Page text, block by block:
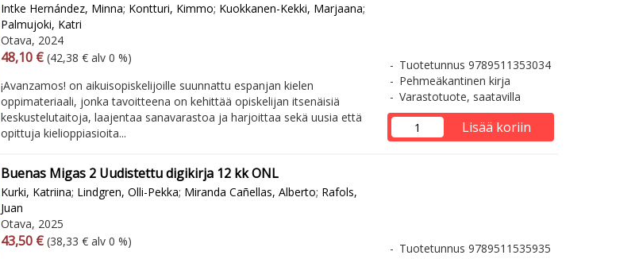
Intke Hernández, Minna; Kontturi, Kimmo; Kuokkanen-Kekki, Marjaana;
Palmujoki, Katri
Otava, 2024
Arvonlisäverollinen hinta
48,10 € Arvonlisäveroton hinta
(42,38 € alv 0 %)
¡Avanzamos! on aikuisopiskelijoille suunnattu espanjan kielen
oppimateriaali, jonka tavoitteena on kehittää opiskelijan itsenäisiä
keskustelutaitoja, laajentaa sanavarastoa ja harjoittaa sekä uusia että
opittuja kielioppiasioita...
Tuotetunnus 9789511353034
Pehmeäkantinen kirja
Varastotuote, saatavilla
Lisää koriin
Buenas Migas 2 Uudistettu digikirja 12 kk ONL
Kurki, Katriina; Lindgren, Olli-Pekka; Miranda Cañellas, Alberto; Rafols,
Juan
Otava, 2025
Arvonlisäverollinen hinta
43,50 € Arvonlisäveroton hinta
(38,33 € alv 0 %)
Tuotetunnus 9789511535935